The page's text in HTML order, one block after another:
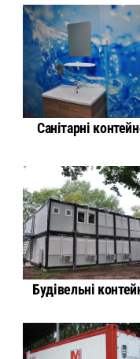
Санітарні
Будівельні